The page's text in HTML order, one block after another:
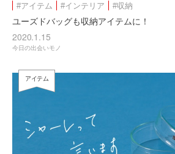
#アイテム #インテリア #収納
ユーズドバッグも収納アイテムに！
2020.1.15
今日の出会いモノ
アイテム